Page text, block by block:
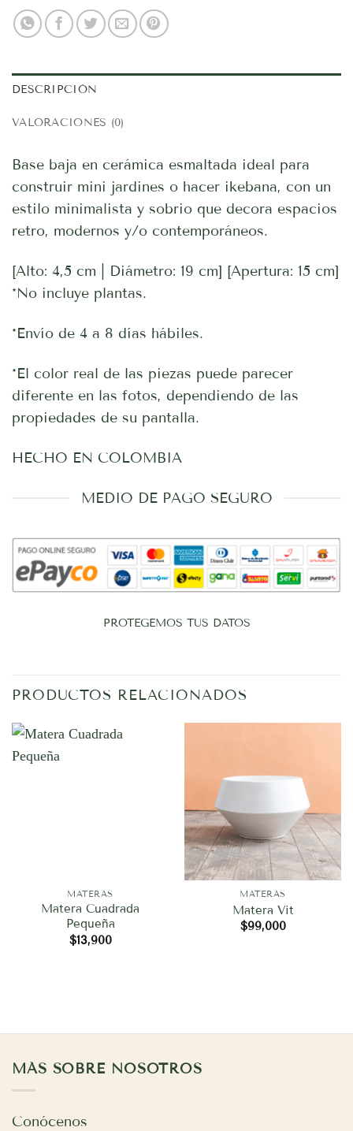
DESCRIPCIÓN
VALORACIONES (0)
Base baja en cerámica esmaltada ideal para
construir mini jardines o hacer ikebana, con un
estilo minimalista y sobrio que decora espacios
retro, modernos y/o contemporáneos.
[Alto: 4,5 cm | Diámetro: 19 cm] [Apertura: 15 cm]
*No incluye plantas.
*Envío de 4 a 8 días hábiles.
*El color real de las piezas puede parecer
diferente en las fotos, dependiendo de las
propiedades de su pantalla.
HECHO EN COLOMBIA
MEDIO DE PAGO SEGURO
PROTEGEMOS TUS DATOS
PRODUCTOS RELACIONADOS
MATERAS
Matera Cuadrada
Pequeña
$13,900
MATERAS
Matera Vit
$99,000
MÁS SOBRE NOSOTROS
Conócenos